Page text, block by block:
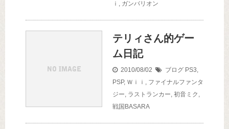
ｉ , ガンバリオン
テリィさん的ゲー
ム日記
2010/08/02 ブログ PS3,
PSP, Ｗｉｉ , ファイナルファンタ
ジー, ラストランカー, 初音ミク ,
戦国BASARA